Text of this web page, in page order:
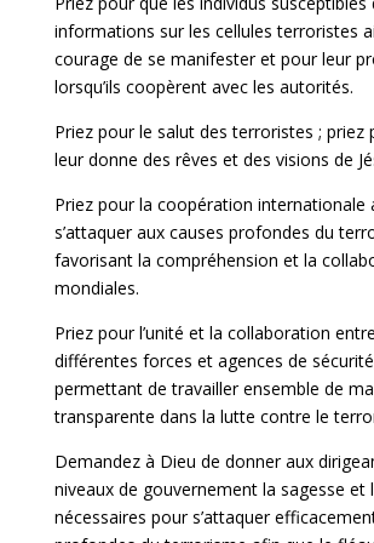
informations sur les cellules terroristes
courage de se manifester et pour leur
lorsqu’ils coopèrent avec les autorités.
Priez pour le salut des terroristes ; priez
leur donne des rêves et des visions de
Priez pour la coopération internationale
s’attaquer aux causes profondes du
favorisant la compréhension et la
mondiales.
Priez pour l’unité et la collaboration
différentes forces et agences de
permettant de travailler ensemble de
transparente dans la lutte contre le
Demandez à Dieu de donner aux
niveaux de gouvernement la sagesse et
nécessaires pour s’attaquer